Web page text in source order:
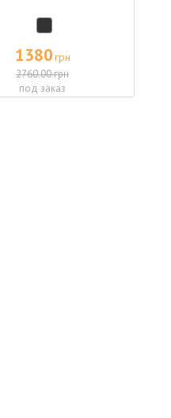
1380грн
2760.00 грн
под заказ